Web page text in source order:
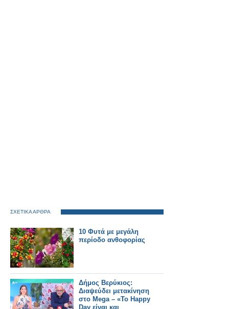
ΣΧΕΤΙΚΑ ΑΡΘΡΑ
10 Φυτά με μεγάλη
περίοδο ανθοφορίας
Δήμος Βερύκιος:
Διαψεύδει μετακίνηση
στο Mega – «Το Happy
Day είναι και